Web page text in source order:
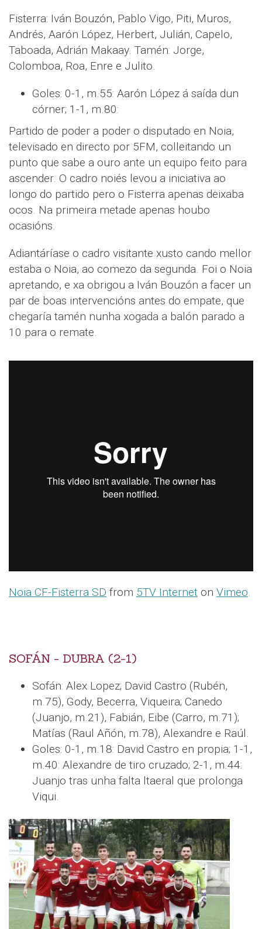
Fisterra: Iván Bouzón, Pablo Vigo, Piti, Muros,
Andrés, Aarón López, Herbert, Julián, Capelo,
Taboada, Adrián Makaay. Tamén: Jorge,
Colomboa, Roa, Enre e Julito.
Goles: 0-1, m.55: Aarón López á saída dun
córner; 1-1, m.80:
Partido de poder a poder o disputado en Noia,
televisado en directo por 5FM, colleitando un
punto que sabe a ouro ante un equipo feito para
ascender. O cadro noiés levou a iniciativa ao
longo do partido pero o Fisterra apenas deixaba
ocos. Na primeira metade apenas houbo
ocasións.
Adiantáríase o cadro visitante xusto cando mellor
estaba o Noia, ao comezo da segunda. Foi o Noia
apretando, e xa obrigou a Iván Bouzón a facer un
par de boas intervencións antes do empate, que
chegaría tamén nunha xogada a balón parado a
10 para o remate.
Noia CF-Fisterra SD from 5TV Internet on Vimeo.
SOFÁN - DUBRA (2-1)
Sofán: Alex Lopez; David Castro (Rubén,
m.75), Gody, Becerra, Viqueira; Canedo
(Juanjo, m.21), Fabián, Eibe (Carro, m.71);
Matías (Raul Añón, m.78), Alexandre e Raúl.
Goles: 0-1, m.18: David Castro en propia; 1-1,
m.40: Alexandre de tiro cruzado; 2-1, m.44:
Juanjo tras unha falta ltaeral que prolonga
Viqui.